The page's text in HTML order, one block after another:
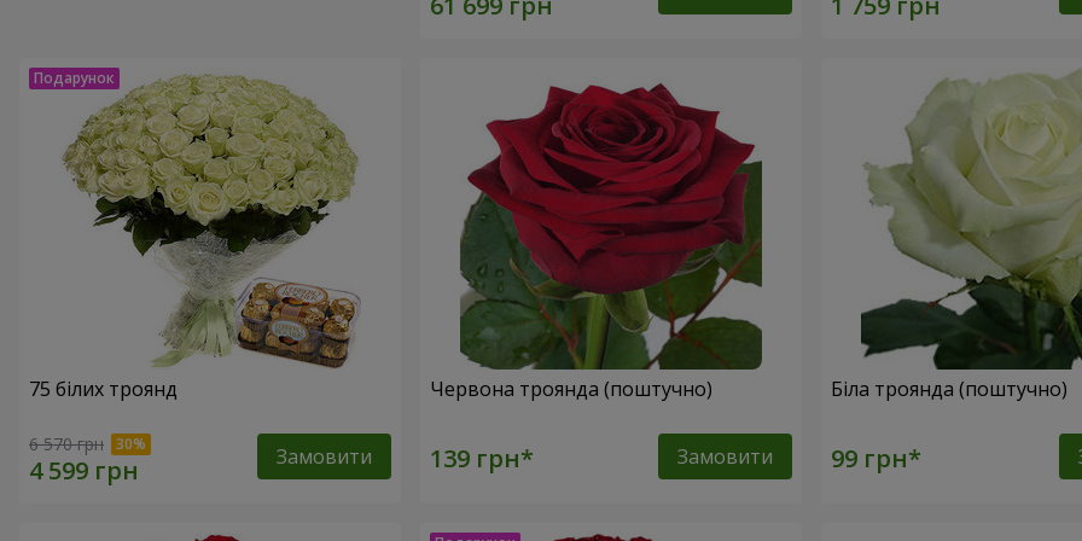
75 білих троянд
6 570 грн Замовити
Червона троянда (поштучно)
Замовити
Біла троянда (поштучно)